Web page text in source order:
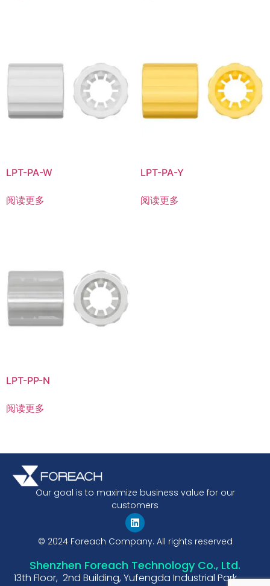
LPT-PA-W
阅读更多
LPT-PA-Y
阅读更多
LPT-PP-N
阅读更多
Our goal is to maximize business value for our
customers
© 2024 Foreach Company. All rights reserved
Shenzhen Foreach Technology Co., Ltd.
13th Floor, 2nd Building, Yufengda Industrial Park,